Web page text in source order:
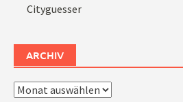
Cityguesser
ARCHIV
Archiv